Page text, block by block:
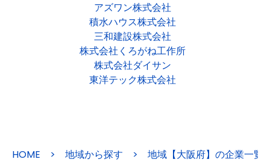
アズワン株式会社
積水ハウス株式会社
三和建設株式会社
株式会社くろがね工作所
株式会社ダイサン
東洋テック株式会社
HOME > 地域から探す > 地域【大阪府】の企業一覧